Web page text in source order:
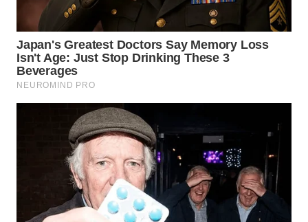
WN
INDRAMAYU
WN
MAJALENGKA
SUBANG